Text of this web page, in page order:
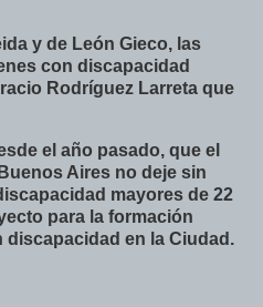
y de León Gieco, las
con discapacidad
Rodríguez Larreta que
el año pasado, que el
Aires no deje sin
mayores de 22
para la formación
en la Ciudad.